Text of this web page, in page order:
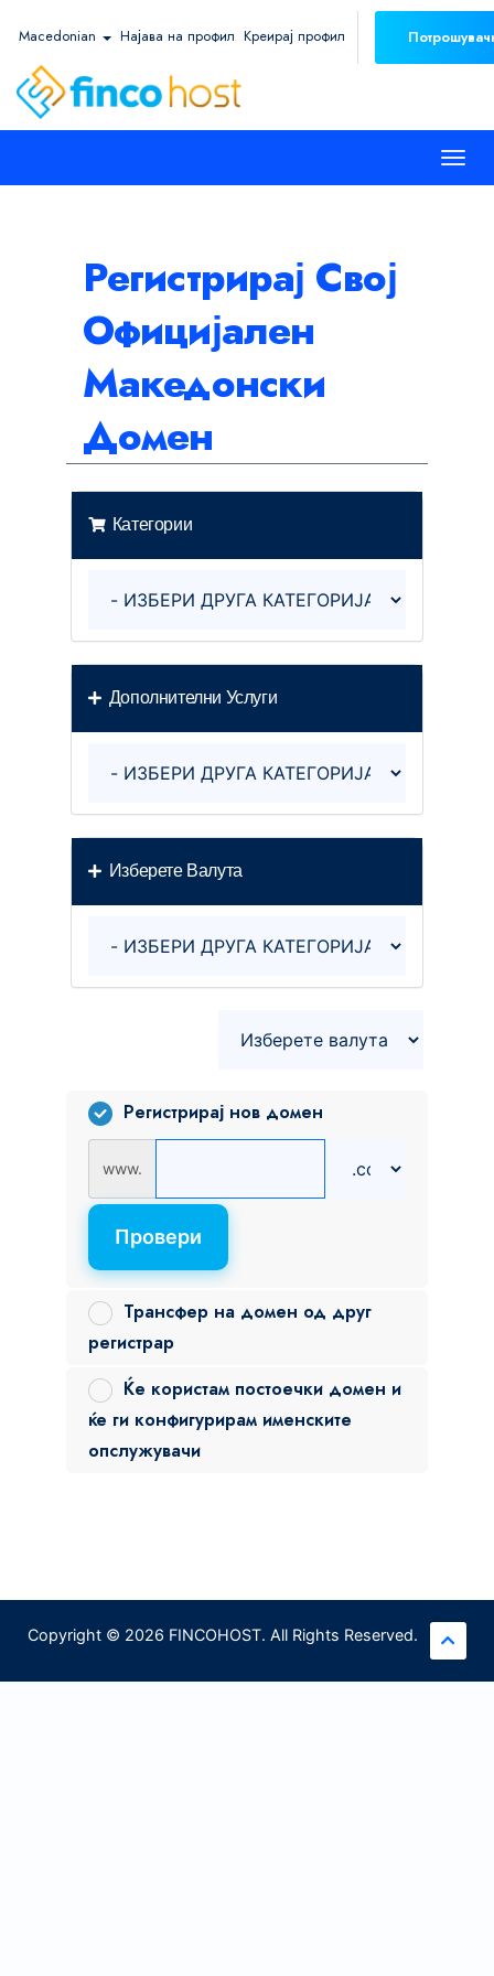
Macedonian Најава на профил Креирај профил
Регистрирај Свој
Официјален
Македонски
Домен
Категории
Дополнителни Услуги
Изберете Валута
Регистрирај нов домен
www.
Провери
Трансфер на домен од друг
регистрар
Ќе користам постоечки домен и
ќе ги конфигурирам именските
опслужувачи
Copyright © 2026 FINCOHOST. All Rights Reserved.